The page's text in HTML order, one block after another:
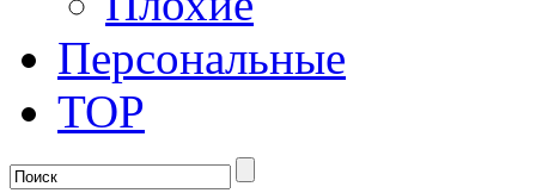
Персональные
TOP